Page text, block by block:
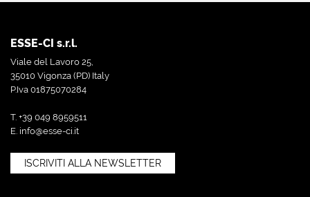
ESSE-CI s.r.l.
Viale del Lavoro 25,
35010 Vigonza (PD) Italy
P.Iva 01875070284
T. +39 049 8959511
E. info@esse-ci.it
ISCRIVITI ALLA NEWSLETTER